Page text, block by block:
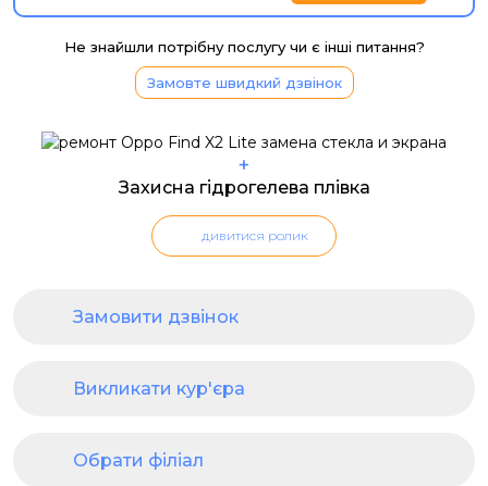
Не знайшли потрібну послугу чи є інші питання?
Замовте швидкий дзвінок
+
Захисна гідрогелева плівка
дивитися ролик
Замовити дзвінок
Викликати кур'єра
Обрати філіал